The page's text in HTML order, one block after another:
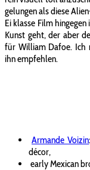
gelungen als diese
Ei klasse Film hingegen
Kunst geht, der aber
für William Dafoe. Ich
ihn empfehlen.
Armande Voizin
décor,
early Mexican